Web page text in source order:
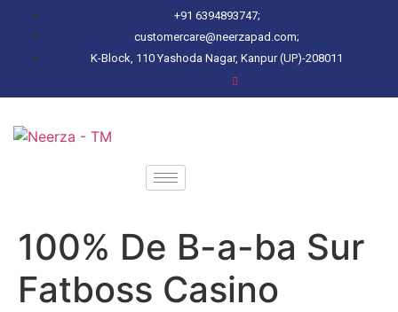
+91 6394893747;
customercare@neerzapad.com;
K-Block, 110 Yashoda Nagar, Kanpur (UP)-208011
100% De B-a-ba Sur
Fatboss Casino